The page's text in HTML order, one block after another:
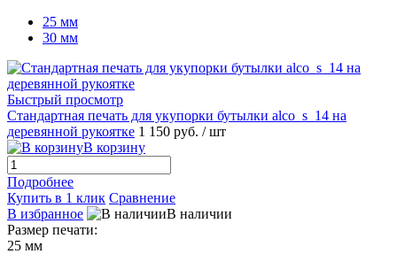
25 мм
30 мм
Быстрый просмотр
Стандартная печать для укупорки бутылки alco_s_14 на
деревянной рукоятке 1 150 руб. / шт
В корзину
Подробнее
Купить в 1 клик Сравнение
В избранное
В наличии
Размер печати:
25 мм